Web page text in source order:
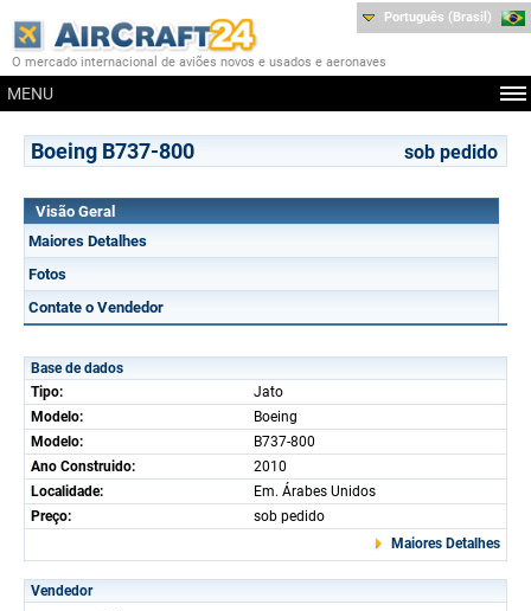
O mercado internacional de aviões novos e usados e aeronaves
MENU
Português (Brasil)
Boeing B737-800 sob pedido
Visão Geral
Maiores Detalhes
Fotos
Contate o Vendedor
Base de dados
Tipo:
Jato
Modelo:
Boeing
Modelo:
B737-800
Ano Construido:
2010
Localidade:
Em. Árabes Unidos
Preço:
sob pedido
Maiores Detalhes
Vendedor